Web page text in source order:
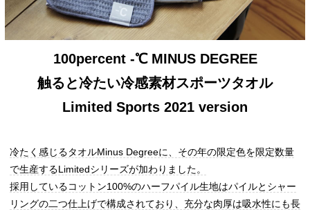
100percent -℃ MINUS DEGREE
触ると冷たい冷感素材スポーツタオル
Limited Sports 2021 version
冷たく感じるタオルMinus Degreeに、その年の限定色を限定数量
で生産するLimitedシリーズが加わりました。
採用しているコットン100%のハーフパイル生地はパイルとシャー
リングの二つ仕上げで構成されており、充分な肉厚は吸水性にも長